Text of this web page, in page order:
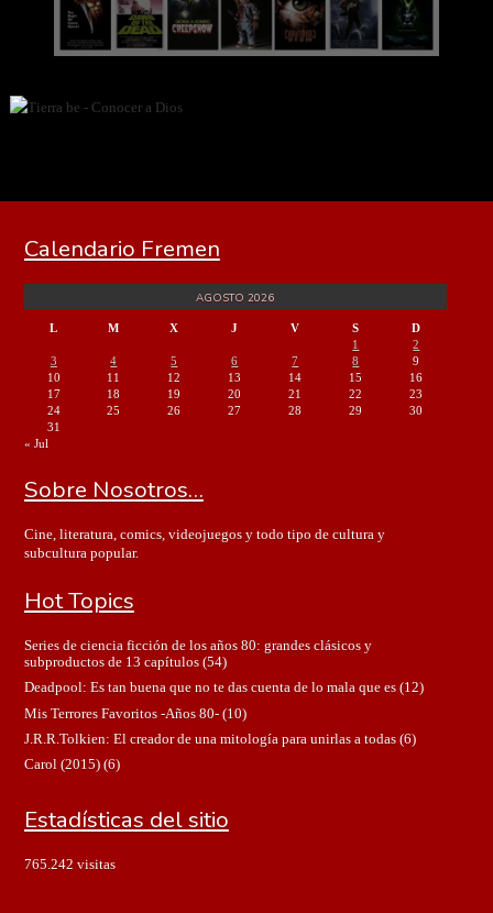
Calendario Fremen
AGOSTO 2026
L M X J V S
D
1
2
3
4 5 6 7 8
9
10
11 12 13 14 15
16
17
18 19 20 21 22
23
24
25 26 27 28 29
30
31
« Jul
Sobre Nosotros…
Cine, literatura, comics, videojuegos y todo tipo de cultura y
subcultura popular.
Hot Topics
Series de ciencia ficción de los años 80: grandes clásicos y
subproductos de 13 capítulos(54)
Deadpool: Es tan buena que no te das cuenta de lo mala que es(12)
Mis Terrores Favoritos -Años 80-(10)
J.R.R.Tolkien: El creador de una mitología para unirlas a todas(6)
Carol (2015)(6)
Estadísticas del sitio
765.242 visitas